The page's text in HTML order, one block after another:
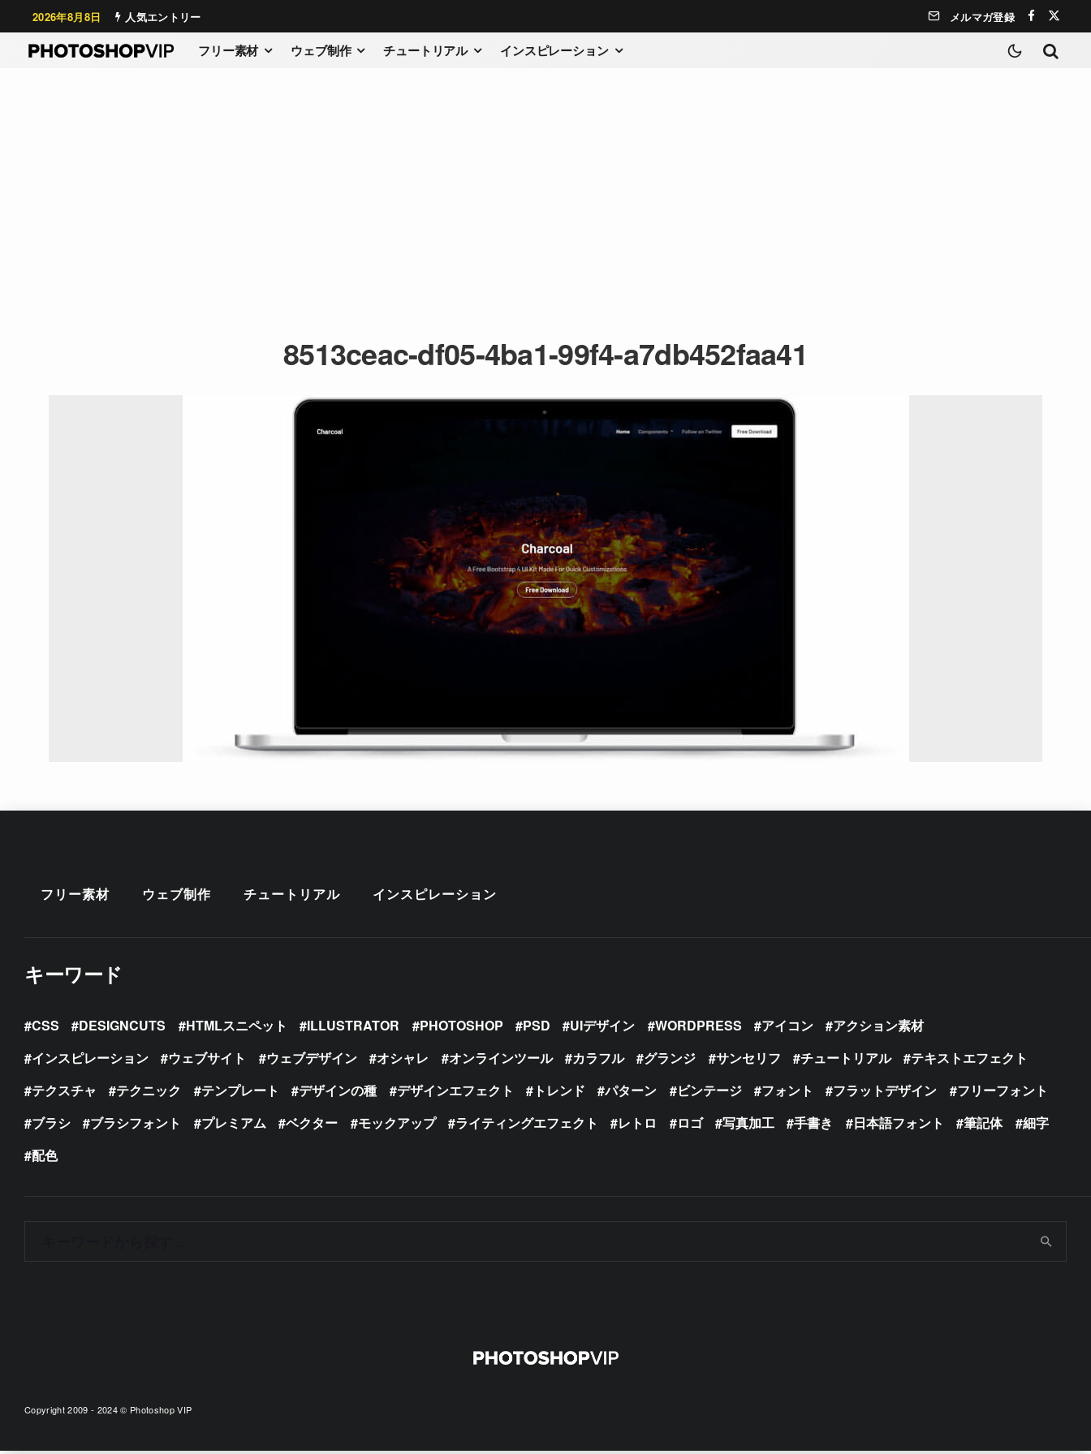
2026年8月8日 人気エントリー メルマガ登録
フリー素材 ウェブ制作 チュートリアル インスピレーション
8513ceac-df05-4ba1-99f4-a7db452faa41
フリー素材 ウェブ制作 チュートリアル インスピレーション
キーワード
CSS DESIGNCUTS HTMLスニペット ILLUSTRATOR PHOTOSHOP PSD UIデザイン WORDPRESS アイコン
アクション素材
インスピレーション
ウェブサイト ウェブデザイン オシャレ オンラインツール カラフル グランジ サンセリフ チュートリアル
テキストエフェクト
テクスチャ
テクニック テンプレート デザインの種 デザインエフェクト トレンド パターン ビンテージ フォント フラットデザイン
フリーフォント
ブラシ
ブラシフォント プレミアム ベクター モックアップ ライティングエフェクト レトロ ロゴ 写真加工 手書き 日本語フォント 筆記体
細字
配色
Copyright 2009 - 2024 © Photoshop VIP